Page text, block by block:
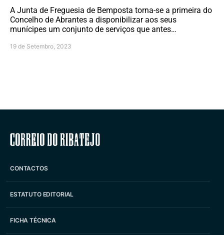
A Junta de Freguesia de Bemposta torna-se a primeira do
Concelho de Abrantes a disponibilizar aos seus
munícipes um conjunto de serviços que antes…
19 de Setembro, 2023
Correio do Ribatejo
CONTACTOS
ESTATUTO EDITORIAL
FICHA TÉCNICA